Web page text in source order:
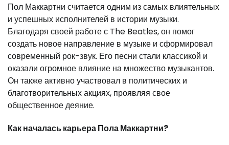
Пол Маккартни считается одним из самых влиятельных
и успешных исполнителей в истории музыки.
Благодаря своей работе с The Beatles, он помог
создать новое направление в музыке и сформировал
современный рок-звук. Его песни стали классикой и
оказали огромное влияние на множество музыкантов.
Он также активно участвовал в политических и
благотворительных акциях, проявляя свое
общественное деяние.
Как началась карьера Пола Маккартни?